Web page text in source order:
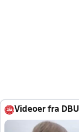
Videoer fra DBU